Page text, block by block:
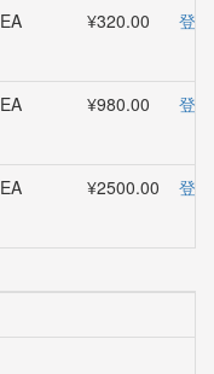
EA ¥320.00 登
EA ¥980.00 登
EA ¥2500.00 登